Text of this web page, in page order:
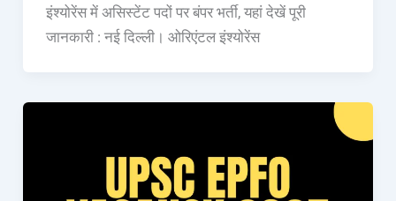
इंश्योरेंस में असिस्टेंट पदों पर बंपर भर्ती, यहां देखें पूरी
जानकारी : नई दिल्ली। ओरिएंटल इंश्योरेंस